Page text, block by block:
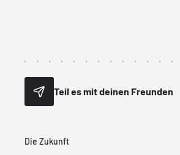
Teil es mit deinen Freunden
Die Zukunft